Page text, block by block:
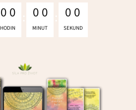
0 0
HODIN
0 0
MINUT
0 0
SEKUND